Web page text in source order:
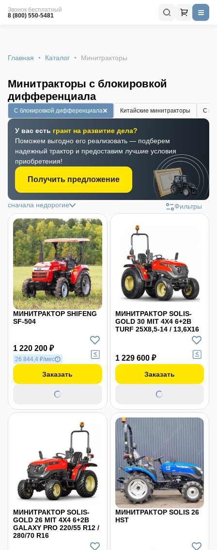
Звонок бесплатный
8 (800) 550-5481
Главная Каталог Минитракторы
Минитракторы с блокировкой
дифференциала
С блокировкой дифференциала Китайские минитракторы С
У вас есть грант на развитие дела?
Поможем выгодно его реализовать — подберем
надежный трактор и предоставим лучшие условия
приобретения!
Получить предложение
сначала недорогие Фильтры
МИНИТРАКТОР SHIFENG
SF-504
1 220 200 ₽
26 844,4 ₽/мес
Заказать
МИНИТРАКТОР SOLIS-
GOLD 30 MIT 4X4 6+2B
TURF 25Х8,5-14 / 13,6Х16
1 229 600 ₽
Заказать
МИНИТРАКТОР SOLIS-
GOLD 26 MIT 4X4 6+2B
GALAXY PRO 220/55 R12 /
280/70 R16
МИНИТРАКТОР SOLIS 26
HST